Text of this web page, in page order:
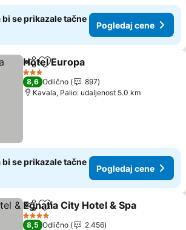
se prikazale tačne
Pogledaj cene
Deli Dodati u favorite
Hotel Europa
3 Zvezdice
8,6 Odlično
897
Kavala, Palio: udaljenost 5.0 km
se prikazale tačne
Pogledaj cene
Deli Dodati u favorite
Egnatia City Hotel & Spa
4 Zvezdice
8,5 Odlično
2.456